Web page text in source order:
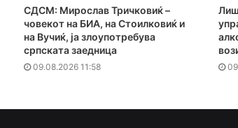
СДСМ: Мирослав Тричковиќ –
човекот на БИА, на Стоилковиќ и
на Вучиќ, ја злоупотребува
српската заедница
09.08.2026 11:58